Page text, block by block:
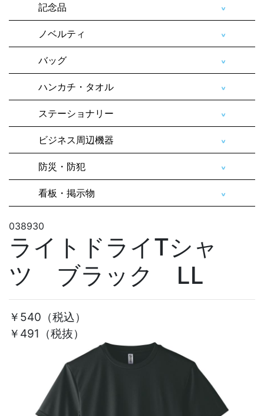
記念品
ノベルティ
バッグ
ハンカチ・タオル
ステーショナリー
ビジネス周辺機器
防災・防犯
看板・掲示物
038930
ライトドライTシャ
ツ ブラック LL
￥540 （税込）
￥491（税抜）